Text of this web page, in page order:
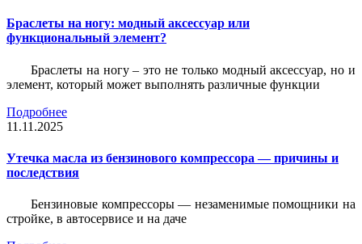
Браслеты на ногу: модный аксессуар или
функциональный элемент?
Браслеты на ногу – это не только модный аксессуар, но и
элемент, который может выполнять различные функции
Подробнее
11.11.2025
Утечка масла из бензинового компрессора — причины и
последствия
Бензиновые компрессоры — незаменимые помощники на
стройке, в автосервисе и на даче